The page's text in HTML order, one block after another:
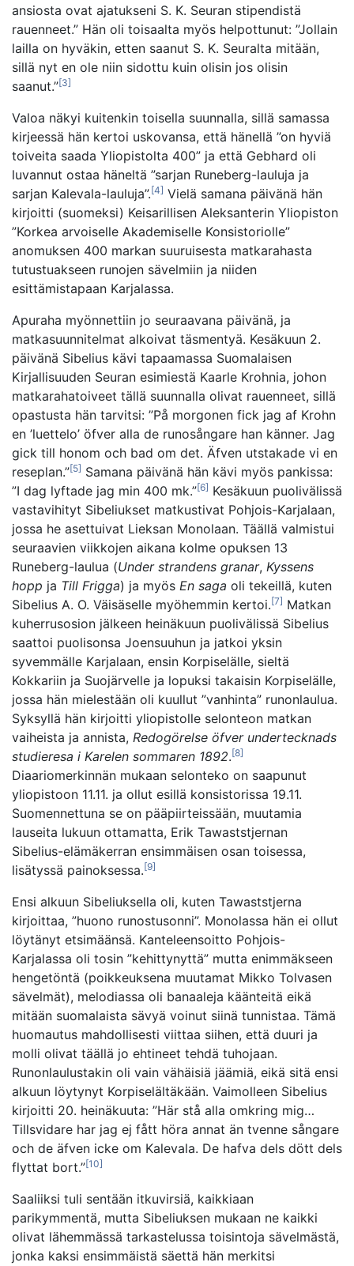
ansiosta ovat ajatukseni S. K. Seuran stipendistä
rauenneet.” Hän oli toisaalta myös helpottunut: ”Jollain
lailla on hyväkin, etten saanut S. K. Seuralta mitään,
sillä nyt en ole niin sidottu kuin olisin jos olisin
saanut.”[3]
Valoa näkyi kuitenkin toisella suunnalla, sillä samassa
kirjeessä hän kertoi uskovansa, että hänellä ”on hyviä
toiveita saada Yliopistolta 400” ja että Gebhard oli
luvannut ostaa häneltä ”sarjan Runeberg-lauluja ja
sarjan Kalevala-lauluja”. [4] Vielä samana päivänä hän
kirjoitti (suomeksi) Keisarillisen Aleksanterin Yliopiston
”Korkea arvoiselle Akademiselle Konsistoriolle”
anomuksen 400 markan suuruisesta matkarahasta
tutustuakseen runojen sävelmiin ja niiden
esittämistapaan Karjalassa.
Apuraha myönnettiin jo seuraavana päivänä, ja
matkasuunnitelmat alkoivat täsmentyä. Kesäkuun 2.
päivänä Sibelius kävi tapaamassa Suomalaisen
Kirjallisuuden Seuran esimiestä Kaarle Krohnia, johon
matkarahatoiveet tällä suunnalla olivat rauenneet, sillä
opastusta hän tarvitsi: ”På morgonen fick jag af Krohn
en ’luettelo’ öfver alla de runosångare han känner. Jag
gick till honom och bad om det. Äfven utstakade vi en
reseplan.”[5] Samana päivänä hän kävi myös pankissa:
”I dag lyftade jag min 400 mk.”[6] Kesäkuun puolivälissä
vastavihityt Sibeliukset matkustivat Pohjois-Karjalaan,
jossa he asettuivat Lieksan Monolaan. Täällä valmistui
seuraavien viikkojen aikana kolme opuksen 13
Runeberg-laulua (Under strandens granar, Kyssens
hopp ja Till Frigga) ja myös En saga oli tekeillä, kuten
Sibelius A. O. Väisäselle myöhemmin kertoi. [7] Matkan
kuherrusosion jälkeen heinäkuun puolivälissä Sibelius
saattoi puolisonsa Joensuuhun ja jatkoi yksin
syvemmälle Karjalaan, ensin Korpiselälle, sieltä
Kokkariin ja Suojärvelle ja lopuksi takaisin Korpiselälle,
jossa hän mielestään oli kuullut ”vanhinta” runonlaulua.
Syksyllä hän kirjoitti yliopistolle selonteon matkan
vaiheista ja annista, Redogörelse öfver undertecknads
studieresa i Karelen sommaren 1892. [8]
Diaariomerkinnän mukaan selonteko on saapunut
yliopistoon 11.11. ja ollut esillä konsistorissa 19.11.
Suomennettuna se on pääpiirteissään, muutamia
lauseita lukuun ottamatta, Erik Tawaststjernan
Sibelius-elämäkerran ensimmäisen osan toisessa,
lisätyssä painoksessa. [9]
Ensi alkuun Sibeliuksella oli, kuten Tawaststjerna
kirjoittaa, ”huono runostusonni”. Monolassa hän ei ollut
löytänyt etsimäänsä. Kanteleensoitto Pohjois-
Karjalassa oli tosin ”kehittynyttä” mutta enimmäkseen
hengetöntä (poikkeuksena muutamat Mikko Tolvasen
sävelmät), melodiassa oli banaaleja käänteitä eikä
mitään suomalaista sävyä voinut siinä tunnistaa. Tämä
huomautus mahdollisesti viittaa siihen, että duuri ja
molli olivat täällä jo ehtineet tehdä tuhojaan.
Runonlaulustakin oli vain vähäisiä jäämiä, eikä sitä ensi
alkuun löytynyt Korpiselältäkään. Vaimolleen Sibelius
kirjoitti 20. heinäkuuta: ”Här stå alla omkring mig…
Tillsvidare har jag ej fått höra annat än tvenne sångare
och de äfven icke om Kalevala. De hafva dels dött dels
flyttat bort.”[10]
Saaliiksi tuli sentään itkuvirsiä, kaikkiaan
parikymmentä, mutta Sibeliuksen mukaan ne kaikki
olivat lähemmässä tarkastelussa toisintoja sävelmästä,
jonka kaksi ensimmäistä säettä hän merkitsi